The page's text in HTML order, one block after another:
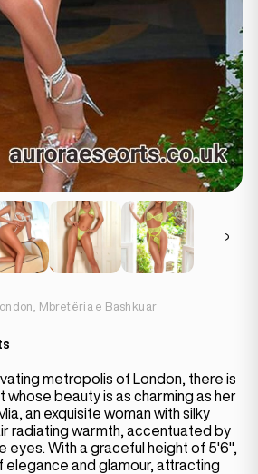
Mbretëria e Bashkuar
metropolis of London, there is
beauty is as charming as her
an exquisite woman with silky
radiating warmth, accentuated by
eyes. With a graceful height of 5'6",
elegance and glamour, attracting